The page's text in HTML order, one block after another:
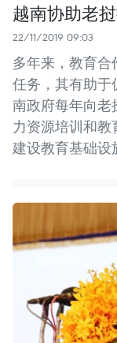
越南协助老
22/11/2019 09:03
多年来，教育
任务，其有助于
南政府每年向老
力资源培训和
建设教育基础设